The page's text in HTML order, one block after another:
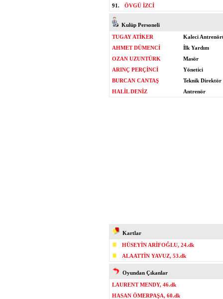
91.
ÖVGÜ İZCİ
Kulüp Personeli
TUGAY ATİKER
Kaleci
AHMET DÜMENCİ
İlk Yardım
OZAN UZUNTÜRK
Masör
ARINÇ PERÇİNCİ
Yönetici
BURCAN CANTAŞ
Teknik Direktör
HALİL DENİZ
Antrenör
Kartlar
HÜSEYİN ARİFOĞLU, 24.dk
ALAATTİN YAVUZ, 53.dk
Oyundan Çıkanlar
LAURENT MENDY, 46.dk
HASAN ÖMERPAŞA, 60.dk